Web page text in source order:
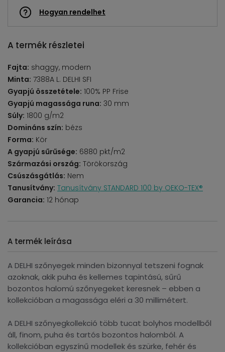
Hogyan rendelhet
A termék részletei
Fajta: shaggy, modern
Minta: 7388A L. DELHI SFI
Gyapjú összetétele: 100% PP Frise
Gyapjú magassága runa: 30 mm
Súly: 1800 g/m2
Domináns szín: bézs
Forma: Kör
A gyapjú sűrűsége: 6880 pkt/m2
Származási ország: Törökország
Csúszásgátlás: Nem
Tanusítvány: Tanusítvány STANDARD 100 by OEKO-TEX®
Garancia: 12 hónap
A termék leírása
A DELHI szőnyegek minden bizonnyal tetszeni fognak
azoknak, akik puha és kellemes tapintású, sűrű
bozontos halomú szőnyegeket keresnek – ebben a
kollekcióban a magassága eléri a 30 millimétert.
A DELHI szőnyegkollekció több tucat bolyhos modellből
áll, finom, puha és tartós bozontos halomból. A
kollekcióban egyszínű modellek és szürke, fehér és